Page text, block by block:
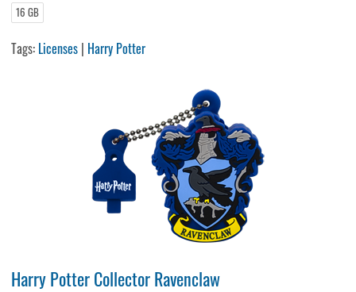
16 GB
Tags: Licenses | Harry Potter
Harry Potter Collector Ravenclaw